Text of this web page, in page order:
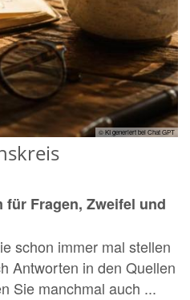
© KI generiert bei Chat GPT
für Fragen, Zweifel und
schon immer mal stellen
Antworten in den Quellen
Sie manchmal auch ...